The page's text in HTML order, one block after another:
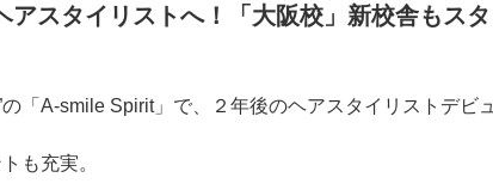
アスタイリストへ！「大阪校」新校舎もスタ
「A-smile Spirit」で、２年後のヘアスタイリストデビュ
も充実。